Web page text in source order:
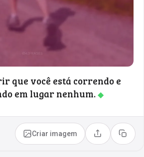
que você está correndo e
em lugar nenhum.◆
Criar imagem Compartilhar
Copiar